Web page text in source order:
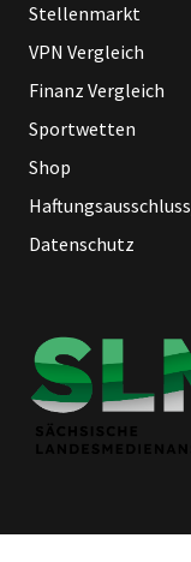
Stellenmarkt
VPN Vergleich
Finanz Vergleich
Sportwetten
Shop
Datenschutz